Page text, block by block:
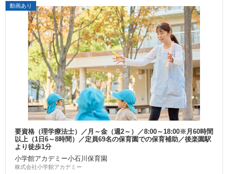
動画あり
要資格（理学療法士）／月～金（週2～）／8:00～18:00※月60時間
以上（1日6～8時間）／定員69名の保育園での保育補助／後楽園駅
より徒歩1分
小学館アカデミー小石川保育園
株式会社小学館アカデミー